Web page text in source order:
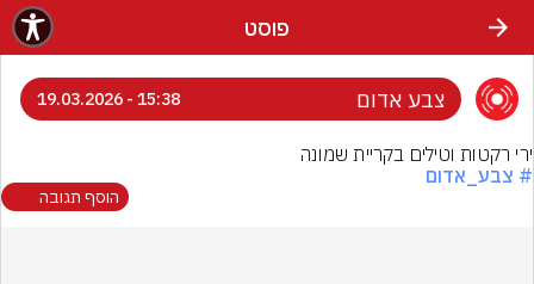
פוסט
צבע אדום 15:38 - 19.03.2026
ירי רקטות וטילים בקריית שמונה
# צבע_אדום
הוסף תגובה